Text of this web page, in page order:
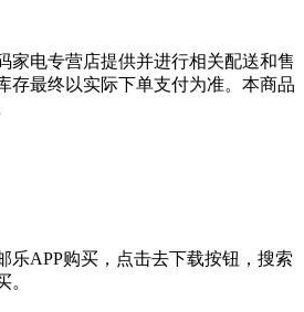
家电专营店提供并进行相关配送和售
存最终以实际下单支付为准。本商品
乐APP购买，点击去下载按钮，搜索
。